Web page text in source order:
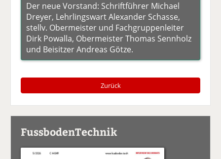
Der neue Vorstand: Schriftführer Michael
Dreyer, Lehrlingswart Alexander Schasse,
stellv. Obermeister und Fachgruppenleiter
Dirk Powalla, Obermeister Thomas Sennholz
und Beisitzer Andreas Götze.
Zurück
FussbodenTechnik